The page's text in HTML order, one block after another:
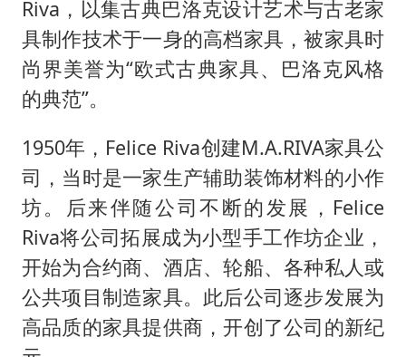
Riva，以集古典巴洛克设计艺术与古老家
具制作技术于一身的高档家具，被家具时
尚界美誉为“欧式古典家具、巴洛克风格
的典范”。
1950年，Felice Riva创建M.A.RIVA家具公
司，当时是一家生产辅助装饰材料的小作
坊。后来伴随公司不断的发展，Felice
Riva将公司拓展成为小型手工作坊企业，
开始为合约商、酒店、轮船、各种私人或
公共项目制造家具。此后公司逐步发展为
高品质的家具提供商，开创了公司的新纪